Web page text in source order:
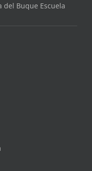
del Buque Escuela